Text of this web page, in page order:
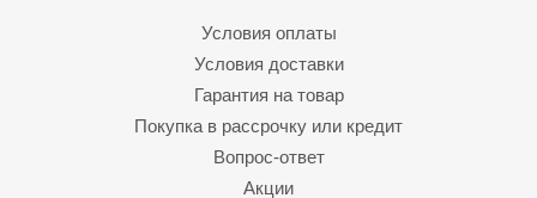
Условия оплаты
Условия доставки
Гарантия на товар
Покупка в рассрочку или кредит
Вопрос-ответ
Акции